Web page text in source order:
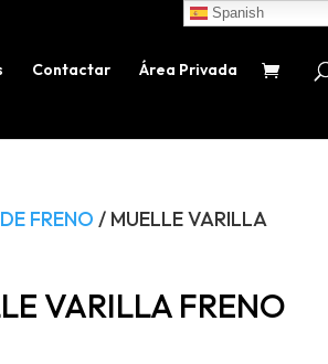
Contactar Área Privada
FRENO / MUELLE VARILLA
VARILLA FRENO
Spanish